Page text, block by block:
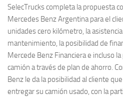
SelecTrucks completa la propuesta
Mercedes Benz Argentina para el
unidades cero kilómetro, la
mantenimiento, la posibilidad de
Mercede Benz Financiera e incluso
camión a través de plan de ahorro.
Benz le da la posibilidad al cliente
entregar su camión usado, con la